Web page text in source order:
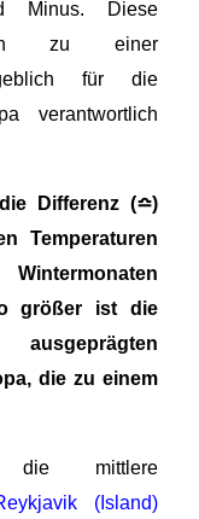
Minus. Diese
zu einer
für die
verantwortlich
Differenz (≏)
Temperaturen
größer ist die
die zu einem
die mittlere
(Island)